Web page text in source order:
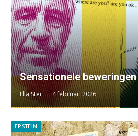
Sensationele
Ella Ster 4 februari 2026
EPSTEIN